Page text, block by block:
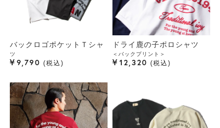
バックロゴポケットＴシャ
ツ
¥ 9,790 税込
ドライ鹿の子ポロシャツ
＜バックプリント＞
¥ 12,320 税込